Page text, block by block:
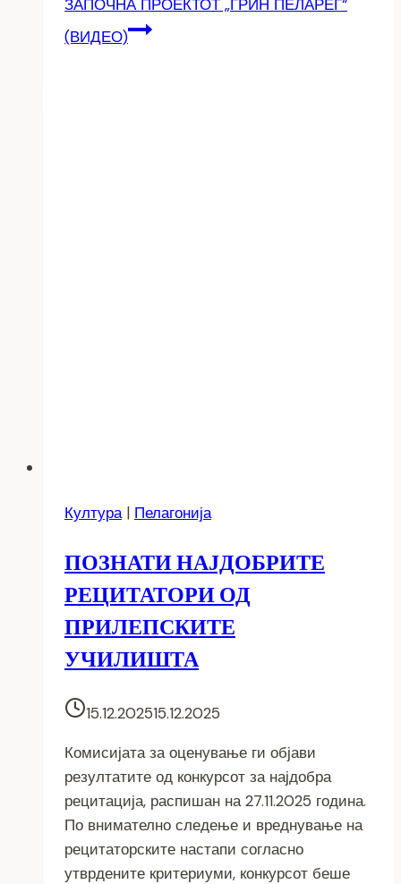
ЗАПОЧНА ПРОЕКТОТ „ГРИН ПЕЛАРЕГ“
(ВИДЕО)
Култура| Пелагонија
ПОЗНАТИ НАЈДОБРИТЕ
РЕЦИТАТОРИ ОД
ПРИЛЕПСКИТЕ
УЧИЛИШТА
15.12.202515.12.2025
Комисијата за оценување ги објави
резултатите од конкурсот за најдобра
рецитација, распишан на 27.11.2025 година.
По внимателно следење и вреднување на
рецитаторските настапи согласно
утврдените критериуми, конкурсот беше